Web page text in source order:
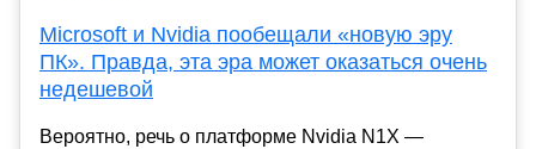
Microsoft и Nvidia пообещали «новую эру
ПК». Правда, эта эра может оказаться очень
недешевой
Вероятно, речь о платформе Nvidia N1X —